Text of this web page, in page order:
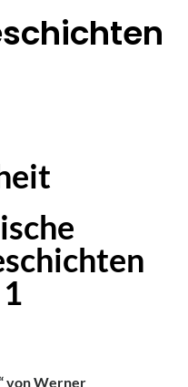
von Werner